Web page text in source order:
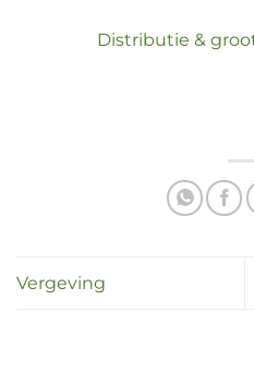
Distributie &
Vergeving